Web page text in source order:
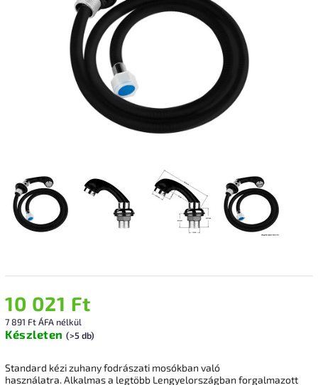
10 021 Ft
7 891 Ft ÁFA nélkül
Készleten (>5 db)
Standard kézi zuhany fodrászati mosókban való
használatra. Alkalmas a legtöbb Lengyelországban forgalmazott